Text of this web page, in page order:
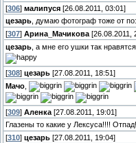
[306] малипуся [26.08.2011, 03:01]
цезарь , думаю фотограф тоже от
[307] Арина_Мачикова [26.08.2011,
цезарь , а мне его ушки так нравятся
[308] цезарь [27.08.2011, 18:51]
Мачо
[309] Аленка [27.08.2011, 19:01]
Глазены то какие у Лексуса!!!!
[310] цезарь [27.08.2011, 19:04]